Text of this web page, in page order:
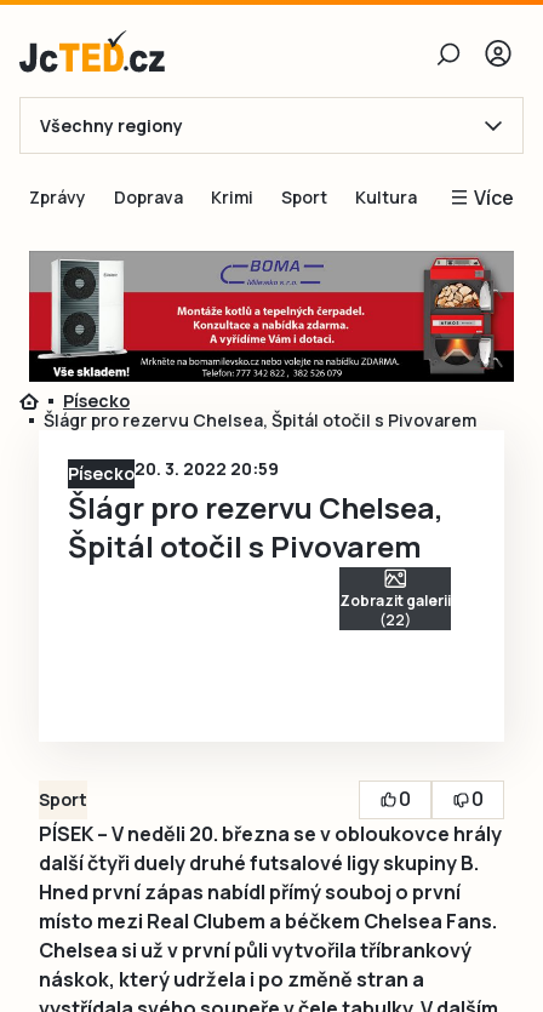
E-mail
Obnovit heslo
Přihlásit se
Přihlásit se přes Facebook
Ještě nemám účet, chci se
Všechny regiony
Zprávy Doprava Krimi Sport Kultura Více
Blogy
Inspirace
Čtenáři píší
Speciální přílohy
Písecko
Šlágr pro rezervu Chelsea, Špitál otočil s Pivovarem
Písecko20. 3. 2022 20:59
Šlágr pro rezervu Chelsea,
Špitál otočil s Pivovarem
Zobrazit galerii
(22)
Sport 0
0
PÍSEK – V neděli 20. března se v obloukovce hrály
další čtyři duely druhé futsalové ligy skupiny B.
Hned první zápas nabídl přímý souboj o první
místo mezi Real Clubem a béčkem Chelsea Fans.
Chelsea si už v první půli vytvořila tříbrankový
náskok, který udržela i po změně stran a